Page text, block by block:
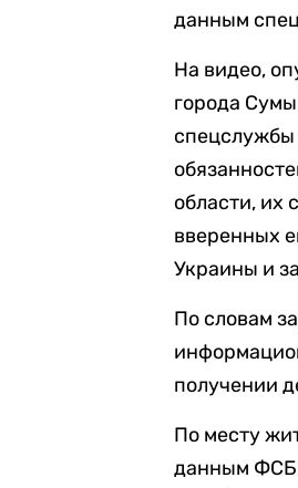
данным
На видео,
города
спецслужбы
области, их
вверенных
Украины и
По словам
получении
По месту
данным ФСБ,